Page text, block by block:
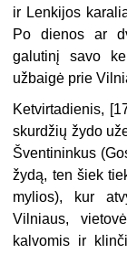
ir Lenkijos
Po dienos ar
galutinį savo
užbaigė prie
Ketvirtadienis,
skurdžių žydo
Šventininkus
žydą, ten šiek
mylios), kur
Vilniaus,
kalvomis ir